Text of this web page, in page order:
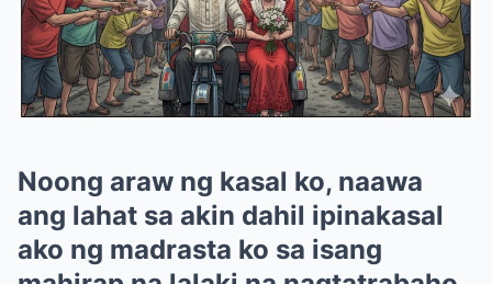
Noong araw ng kasal ko, naawa
ang lahat sa akin dahil ipinakasal
ako ng madrasta ko sa isang